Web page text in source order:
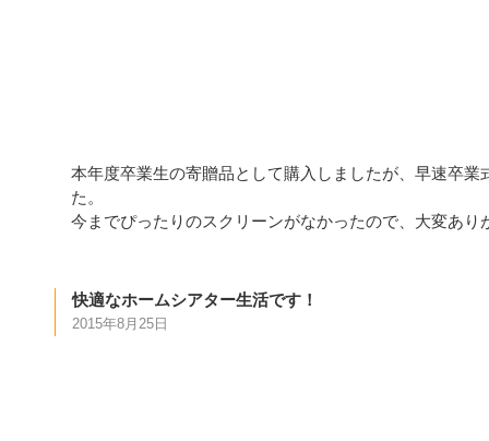
本年度卒業生の寄贈品として購入しましたが、早速卒
た。
今までぴったりのスクリーンがなかったので、大変あり
快適なホームシアター生活です！
2015年8月25日